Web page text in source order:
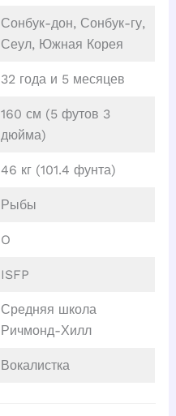
Сонбук-дон, Сонбук-гу,
Сеул, Южная Корея
32 года и 5 месяцев
160 см (5 футов 3
дюйма)
46 кг (101.4 фунта)
Рыбы
O
ISFP
Средняя школа
Ричмонд-Хилл
Вокалистка